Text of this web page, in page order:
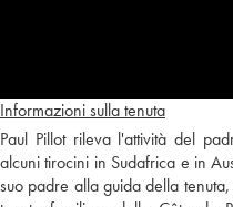
Informazioni sulla tenuta
Paul Pillot rileva l'attività del
alcuni tirocini in Sudafrica e in
suo padre alla guida della